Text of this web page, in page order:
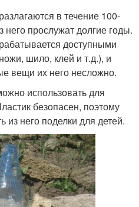
в течение 100-
него прослужат долгие годы.
доступными
шило, клей и т.д.), и
вещи их него несложно.
использовать для
безопасен, поэтому
из него поделки для детей.